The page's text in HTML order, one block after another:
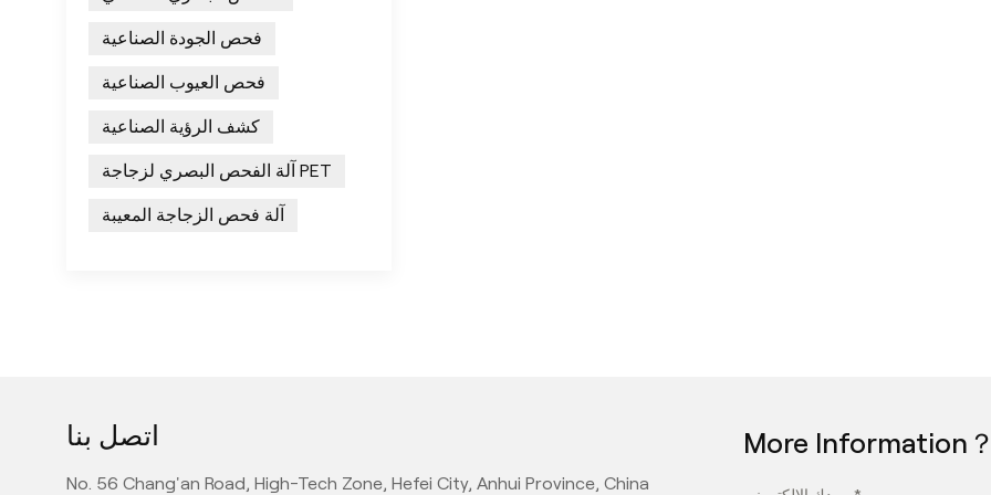
فحص الجودة الصناعية
فحص العيوب الصناعية
كشف الرؤية الصناعية
آلة الفحص البصري لزجاجة PET
آلة فحص الزجاجة المعيبة
اتصل بنا
No. 56 Chang'an Road, High-Tech Zone, Hefei City, Anhui Province, China
More Information